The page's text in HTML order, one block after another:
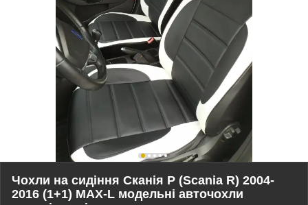
Чохли на сидіння Сканія Р (Scania R) 2004-
2016 (1+1) MAX-L модельні авточохли